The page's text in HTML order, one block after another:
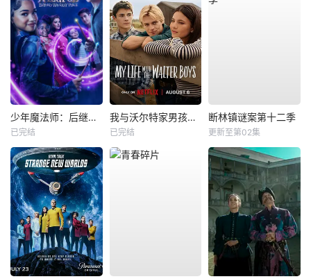
少年魔法师：后继者第三季
已完结
我与沃尔特家男孩的生活第三季
已完结
断林镇谜案第十二季
更新至第02集